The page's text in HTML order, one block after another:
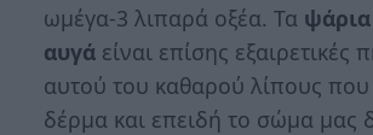
ωμέγα-3 λιπαρά οξέα. Τα ψάρια
αυγάείναι επίσης εξαιρετικές
αυτού του καθαρού λίπους
δέρμα και επειδή το σώμα μας